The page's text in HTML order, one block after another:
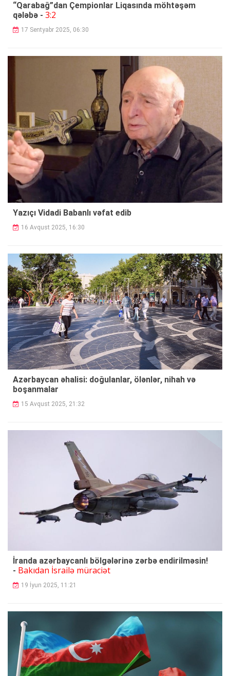
“Qarabağ”dan Çempionlar Liqasında möhtəşəm
qələbə - 3:2
17 Sentyabr 2025, 06:30
Yazıçı Vidadi Babanlı vəfat edib
16 Avqust 2025, 16:30
Azərbaycan əhalisi: doğulanlar, ölənlər, nihah və
boşanmalar
15 Avqust 2025, 21:32
İranda azərbaycanlı bölgələrinə zərbə endirilməsin!
- Bakıdan İsrailə müraciət
19 İyun 2025, 11:21